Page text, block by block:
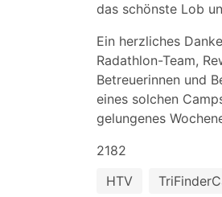
das schönste Lob
Ein herzliches
Radathlon-Team,
Betreuerinnen und
eines solchen
gelungenes
2182
HTV